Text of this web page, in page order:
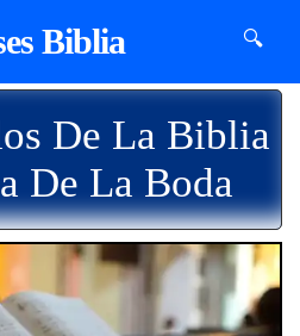
Biblia 🔍
De La Biblia
De La Boda